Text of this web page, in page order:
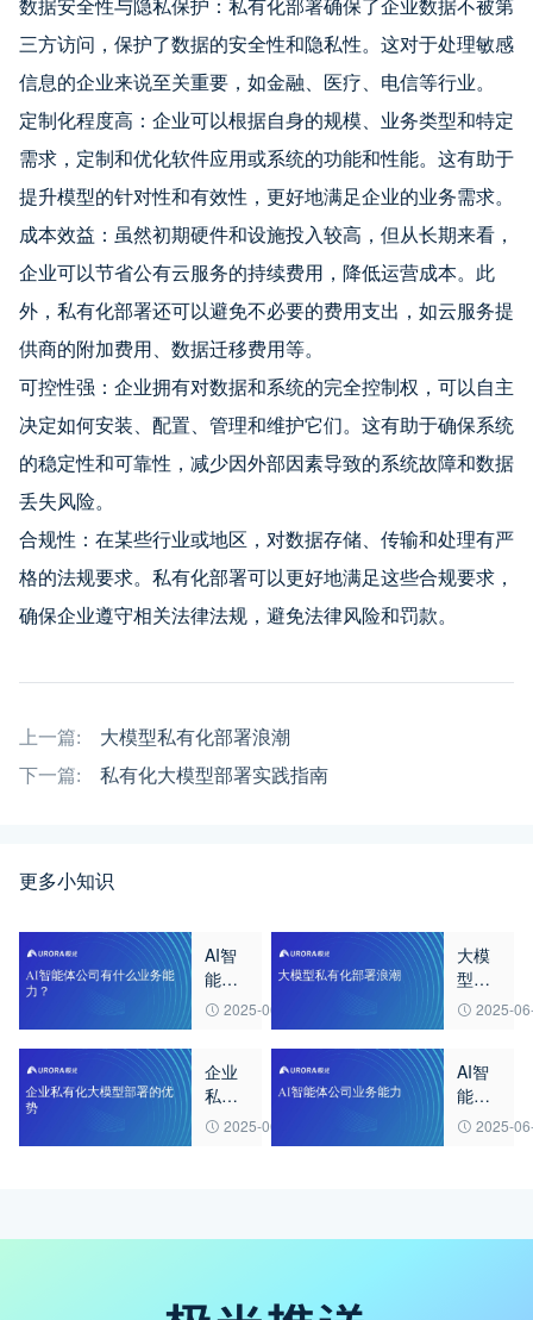
三方访问，保护了数据的安全性和隐私性。这对于处理敏感
信息的企业来说至关重要，如金融、医疗、电信等行业。
定制化程度高：企业可以根据自身的规模、业务类型和特定
需求，定制和优化软件应用或系统的功能和性能。这有助于
提升模型的针对性和有效性，更好地满足企业的业务需求。
成本效益：虽然初期硬件和设施投入较高，但从长期来看，
企业可以节省公有云服务的持续费用，降低运营成本。此
外，私有化部署还可以避免不必要的费用支出，如云服务提
供商的附加费用、数据迁移费用等。
可控性强：企业拥有对数据和系统的完全控制权，可以自主
决定如何安装、配置、管理和维护它们。这有助于确保系统
的稳定性和可靠性，减少因外部因素导致的系统故障和数据
丢失风险。
合规性：在某些行业或地区，对数据存储、传输和处理有严
格的法规要求。私有化部署可以更好地满足这些合规要求，
确保企业遵守相关法律法规，避免法律风险和罚款。
上一篇:
大模型私有化部署浪潮
下一篇:
私有化大模型部署实践指南
更多小知识
AI智
能体
公司
务能
力？
2025-06-20
大模
型私
有化2025-
企业
私有
化大2025-06-20
AI智
能体
公司2025-